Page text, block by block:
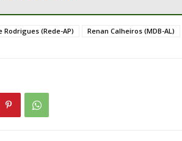
Rodrigues (Rede-AP) Renan Calheiros (MDB-AL)